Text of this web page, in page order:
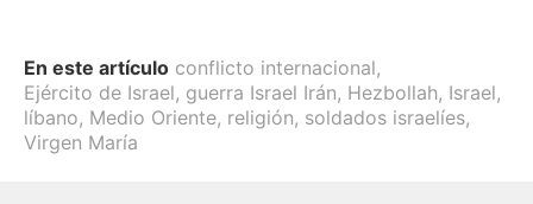
En este artículo conflicto internacional,
Ejército de Israel, guerra Israel Irán, Hezbollah, Israel,
líbano, Medio Oriente, religión, soldados israelíes,
Virgen María